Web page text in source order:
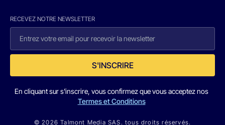
RECEVEZ NOTRE NEWSLETTER
S'INSCRIRE
En cliquant sur s'inscrire, vous confirmez que vous acceptez nos
Termes et Conditions
© 2026 Talmont Media SAS. tous droits réservés.